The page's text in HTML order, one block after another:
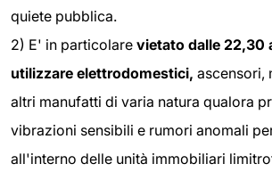
quiete pubblica.
2) E' in particolare vietato dalle 22,30
utilizzare elettrodomestici, ascensori,
altri manufatti di varia natura qualora
vibrazioni sensibili e rumori anomali
all'interno delle unità immobiliari